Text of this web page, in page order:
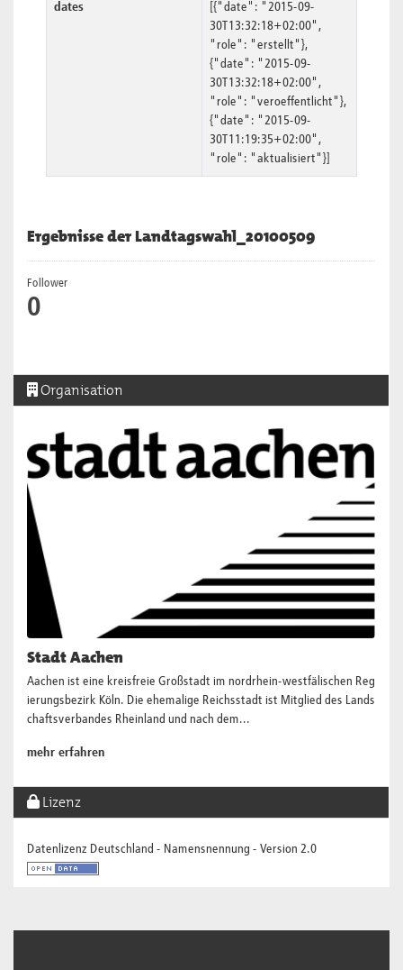
Ergebnisse der Landtagswahl_20100509
Follower
0
Organisation
Stadt Aachen
Aachen ist eine kreisfreie Großstadt im nordrhein-westfälischen Reg
ierungsbezirk Köln. Die ehemalige Reichsstadt ist Mitglied des Lands
chaftsverbandes Rheinland und nach dem...
mehr erfahren
Lizenz
Datenlizenz Deutschland - Namensnennung - Version 2.0
dates
[{"date": "2015-09-
30T13:32:18+02:00",
"role": "erstellt"},
{"date": "2015-09-
30T13:32:18+02:00",
"role": "veroeffentlicht"},
{"date": "2015-09-
30T11:19:35+02:00",
"role": "aktualisiert"}]